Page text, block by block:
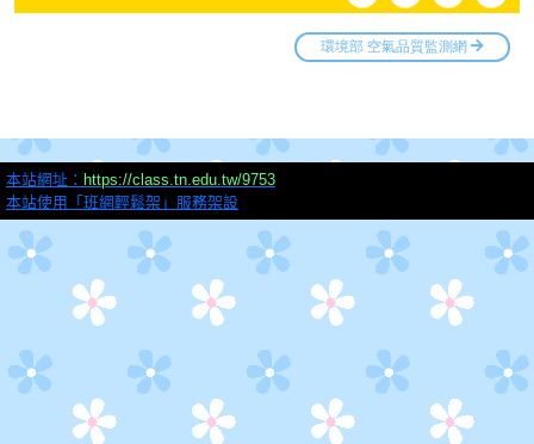
本站網址： https://class.tn.edu.tw/9753
本站使用「班網輕鬆架」服務架設